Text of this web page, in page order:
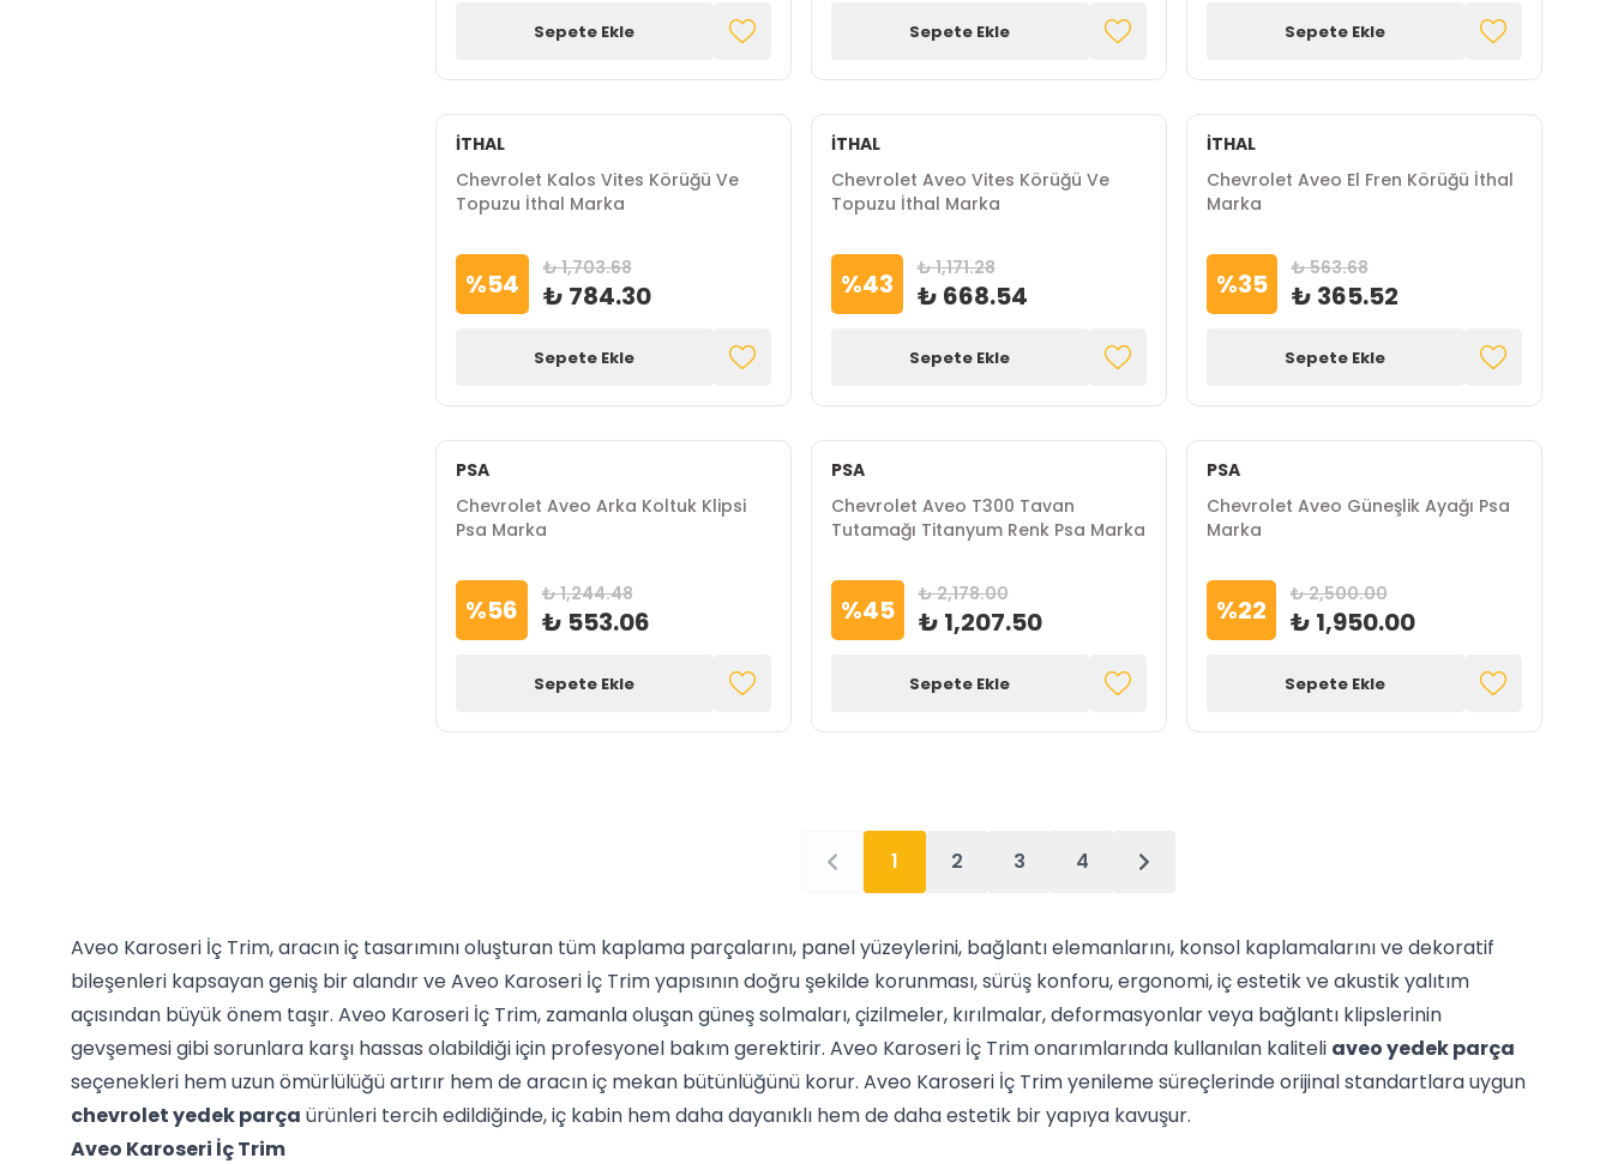
Sepete Ekle Sepete Ekle Sepete Ekle
İTHAL
Chevrolet Kalos Vites Körüğü Ve
Topuzu İthal Marka
%54 ₺ 1,703.68
₺ 784.30
Sepete Ekle
İTHAL
Chevrolet Aveo Vites Körüğü Ve
Topuzu İthal Marka
%43 ₺ 1,171.28
₺ 668.54
Sepete Ekle
İTHAL
Chevrolet Aveo El Fren Körüğü İthal
Marka
%35 ₺ 563.68
₺ 365.52
Sepete Ekle
PSA
Chevrolet Aveo Arka Koltuk Klipsi
Psa Marka
%56 ₺ 1,244.48
₺ 553.06
Sepete Ekle
PSA
Chevrolet Aveo T300 Tavan
Tutamağı Titanyum Renk Psa Marka
%45 ₺ 2,178.00
₺ 1,207.50
Sepete Ekle
PSA
Chevrolet Aveo Güneşlik Ayağı Psa
Marka
%22 ₺ 2,500.00
₺ 1,950.00
Sepete Ekle
1 2 3 4
Aveo Karoseri İç Trim, aracın iç tasarımını oluşturan tüm kaplama parçalarını, panel yüzeylerini, bağlantı elemanlarını, konsol kaplamalarını ve dekoratif
bileşenleri kapsayan geniş bir alandır ve Aveo Karoseri İç Trim yapısının doğru şekilde korunması, sürüş konforu, ergonomi, iç estetik ve akustik yalıtım
açısından büyük önem taşır. Aveo Karoseri İç Trim, zamanla oluşan güneş solmaları, çizilmeler, kırılmalar, deformasyonlar veya bağlantı klipslerinin
gevşemesi gibi sorunlara karşı hassas olabildiği için profesyonel bakım gerektirir. Aveo Karoseri İç Trim onarımlarında kullanılan kaliteli aveo yedek parça
seçenekleri hem uzun ömürlülüğü artırır hem de aracın iç mekan bütünlüğünü korur. Aveo Karoseri İç Trim yenileme süreçlerinde orijinal standartlara uygun
chevrolet yedek parça ürünleri tercih edildiğinde, iç kabin hem daha dayanıklı hem de daha estetik bir yapıya kavuşur.
Aveo Karoseri İç Trim